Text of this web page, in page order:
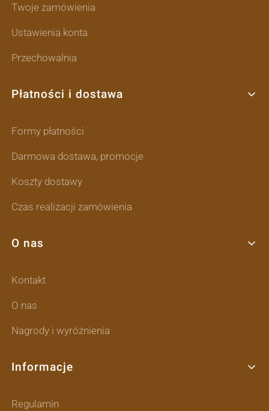
Twoje zamówienia
Ustawienia konta
Przechowalnia
Płatności i dostawa
Formy płatności
Darmowa dostawa, promocje
Koszty dostawy
Czas realizacji zamówienia
O nas
Kontakt
O nas
Nagrody i wyróżnienia
Informacje
Regulamin